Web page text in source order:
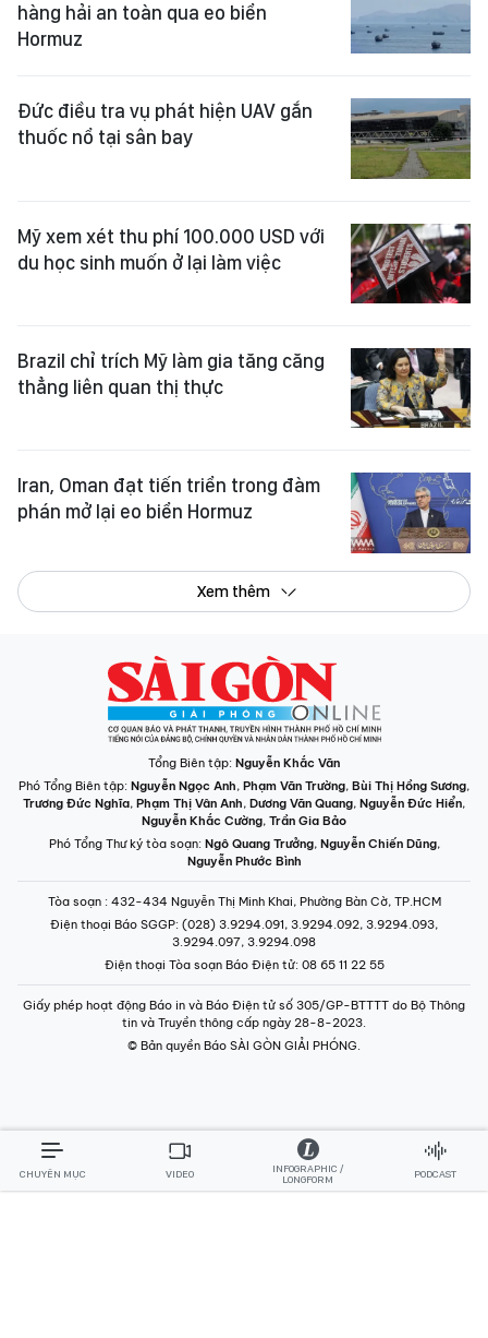
hàng hải an toàn qua eo biển
Hormuz
Đức điều tra vụ phát hiện UAV gắn
thuốc nổ tại sân bay
Mỹ xem xét thu phí 100.000 USD với
du học sinh muốn ở lại làm việc
Brazil chỉ trích Mỹ làm gia tăng căng
thẳng liên quan thị thực
Iran, Oman đạt tiến triển trong đàm
phán mở lại eo biển Hormuz
Xem thêm
Tổng Biên tập: Nguyễn Khắc Văn
Phó Tổng Biên tập: Nguyễn Ngọc Anh, Phạm Văn Trường, Bùi Thị Hồng Sương,
Trương Đức Nghĩa, Phạm Thị Vân Anh, Dương Văn Quang, Nguyễn Đức Hiển,
Nguyễn Khắc Cường, Trần Gia Bảo
Phó Tổng Thư ký tòa soạn: Ngô Quang Trưởng, Nguyễn Chiến Dũng,
Nguyễn Phước Bình
Tòa soạn : 432-434 Nguyễn Thị Minh Khai, Phường Bàn Cờ, TP.HCM
Điện thoại Báo SGGP: (028) 3.9294.091, 3.9294.092, 3.9294.093,
3.9294.097, 3.9294.098
Điện thoại Tòa soạn Báo Điện tử: 08 65 11 22 55
Giấy phép hoạt động Báo in và Báo Điện tử số 305/GP-BTTTT do Bộ Thông
tin và Truyền thông cấp ngày 28-8-2023.
© Bản quyền Báo SÀI GÒN GIẢI PHÓNG.
CHUYÊN MỤC VIDEO
INFOGRAPHIC /
LONGFORM
PODCAST